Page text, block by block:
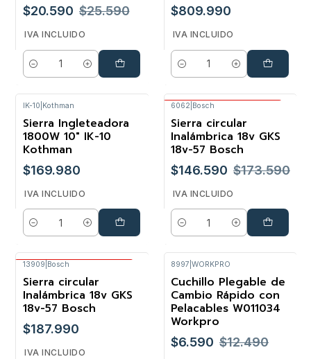
$20.590 $25.590
IVA INCLUIDO
Cantidad
$809.990
IVA INCLUIDO
Cantidad
IK-10 Kothman
Sierra Ingleteadora
1800W 10" IK-10
Kothman
$169.980
IVA INCLUIDO
Cantidad
Envío Gratis Bosch
-16%
6062 Bosch
Sierra circular
Inalámbrica 18v GKS
18v-57 Bosch
$146.590 $173.590
IVA INCLUIDO
Cantidad
Envío Gratis Bosch
13909 Bosch
Sierra circular
Inalámbrica 18v GKS
18v-57 Bosch
$187.990
IVA INCLUIDO
-47%
8997 WORKPRO
Cuchillo Plegable de
Cambio Rápido con
Pelacables W011034
Workpro
$6.590 $12.490